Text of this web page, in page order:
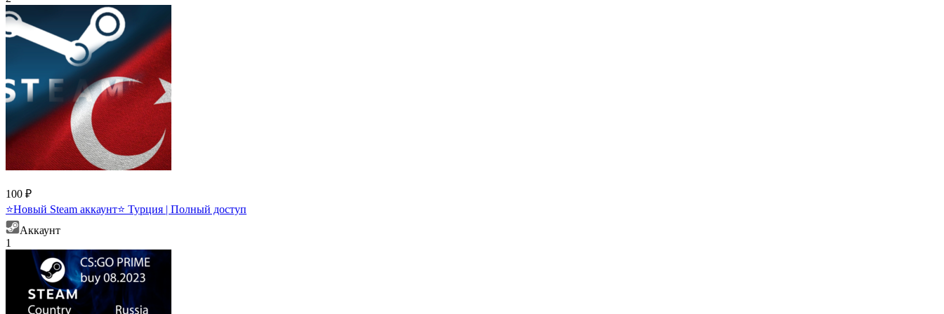
100 ₽
⭐Новый Steam аккаунт⭐ Турция | Полный доступ
Аккаунт
1